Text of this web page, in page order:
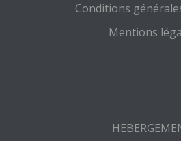
Conditions
Mentions